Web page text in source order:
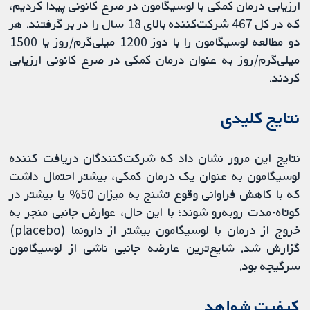
ارزیابی درمان کمکی با لوسیگامون در صرع کانونی پیدا کردیم،
که در کل 467 شرکت‌کننده بالای 18 سال را در بر ‌گرفتند. هر
دو مطالعه لوسیگامون را با دوز 1200 میلی‌گرم/روز یا 1500
میلی‌گرم/روز به عنوان درمان کمکی در صرع کانونی ارزیابی
کردند.
نتایج کلیدی
نتایج این مرور نشان داد که شرکت‏‌کنندگان دریافت کننده
لوسیگامون به عنوان یک درمان کمکی، بیشتر احتمال داشت
که با کاهش فراوانی وقوع تشنج به میزان 50% یا بیشتر در
کوتاه-‌مدت روبه‌رو شوند؛ با این حال، عوارض جانبی منجر به
خروج از درمان با لوسیگامون بیشتر از دارونما (placebo)
گزارش شد. شایع‌ترین عارضه جانبی ناشی از لوسیگامون
سرگیجه بود.